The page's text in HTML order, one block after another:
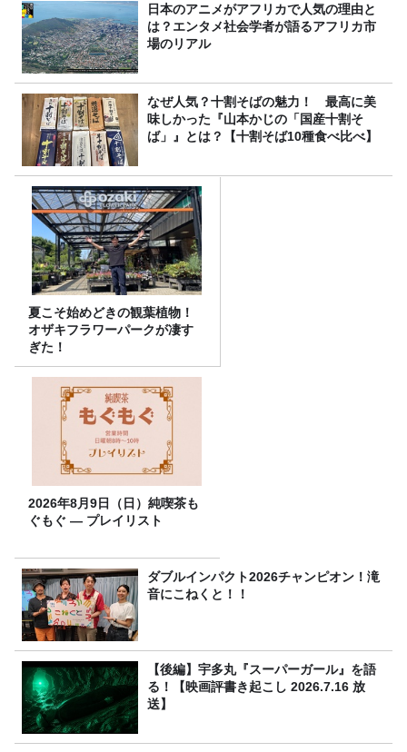
日本のアニメがアフリカで人気の理由と
は？エンタメ社会学者が語るアフリカ市
場のリアル
なぜ人気？十割そばの魅力！ 最高に美
味しかった『山本かじの「国産十割そ
ば」』とは？【十割そば10種食べ比べ】
夏こそ始めどきの観葉植物！
オザキフラワーパークが凄す
ぎた！
2026年8月9日（日）純喫茶も
ぐもぐ ― プレイリスト
ダブルインパクト2026チャンピオン！滝
音にこねくと！！
【後編】宇多丸『スーパーガール』を語
る！【映画評書き起こし 2026.7.16 放
送】